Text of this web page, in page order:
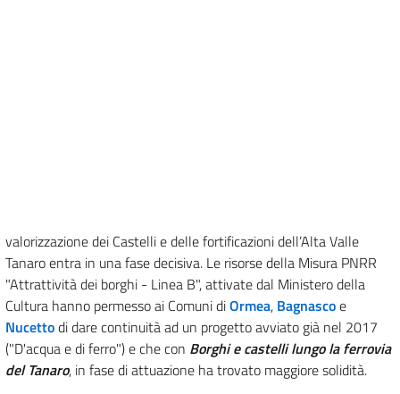
valorizzazione dei Castelli e delle fortificazioni dell’Alta Valle
Tanaro entra in una fase decisiva. Le risorse della Misura PNRR
"Attrattività dei borghi - Linea B", attivate dal Ministero della
Cultura hanno permesso ai Comuni diOrmea, Bagnascoe
Nucettodi dare continuità ad un progetto avviato già nel 2017
("D'acqua e di ferro") e che con Borghi e castelli lungo la ferrovia
del Tanaro, in fase di attuazione ha trovato maggiore solidità.